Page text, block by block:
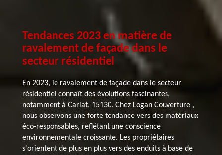
Tendances 2023 en matière de
ravalement de façade dans le
secteur résidentiel
En 2023, le ravalement de façade dans le secteur
résidentiel connaît des évolutions fascinantes,
notamment à Carlat, 15130. Chez Logan Couverture ,
nous observons une forte tendance vers des matériaux
éco-responsables, reflétant une conscience
environnementale croissante. Les propriétaires
s'orientent de plus en plus vers des enduits à base de